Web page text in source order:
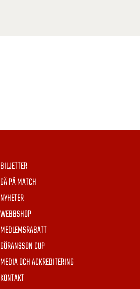
BILJETTER
GÅ PÅ MATCH
NYHETER
WEBBSHOP
MEDLEMSRABATT
GÖRANSSON CUP
MEDIA OCH ACKREDITERING
KONTAKT